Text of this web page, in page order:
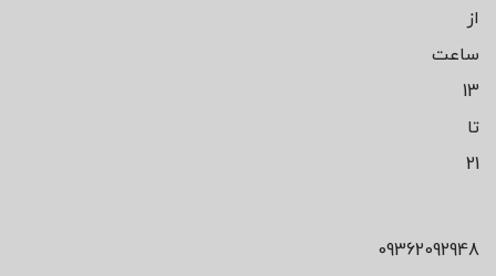
از
ساعت
13
تا
21
09362092948